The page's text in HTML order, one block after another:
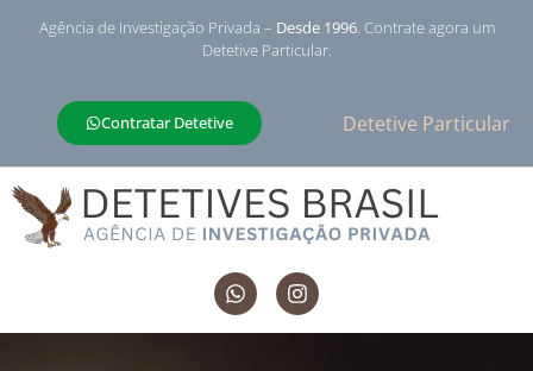
Agência de Investigação Privada – Desde 1996. Contrate agora um
Detetive Particular.
Contratar Detetive Detetive Particular